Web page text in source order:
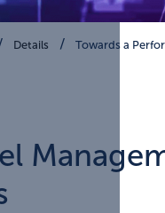
Details Towards a